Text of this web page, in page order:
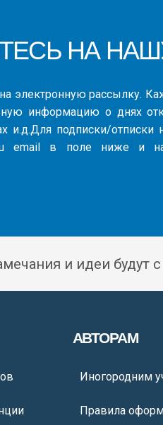
НА
электронную рассылку.
информацию о днях
и.д.Для подписки/отписки
email в поле ниже и
и идеи будут
АВТОРАМ
Иногородним
Правила